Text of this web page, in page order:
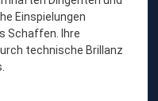
Einspielungen
Schaffen. Ihre
technische Brillanz